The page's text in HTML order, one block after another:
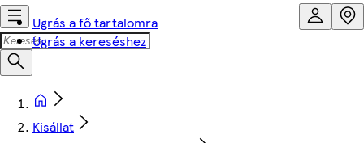
Ugrás a fő tartalomra
Ugrás a kereséshez
Kisállat